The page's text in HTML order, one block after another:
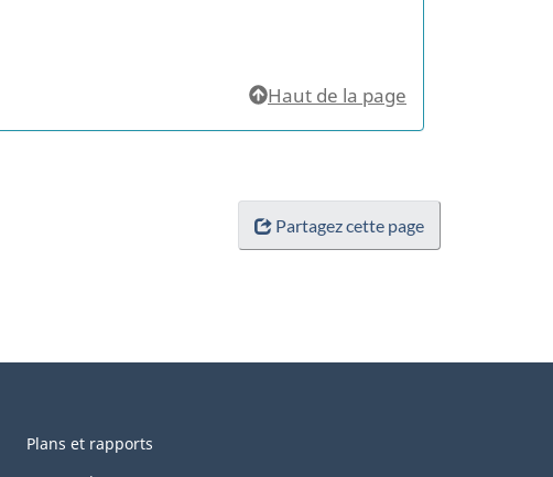
Haut de la page
Partagez cette page
Plans et rapports